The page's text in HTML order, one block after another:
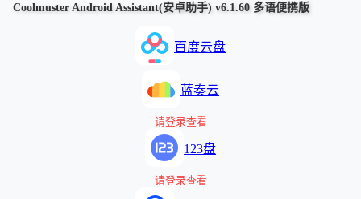
Coolmuster Android Assistant(安卓助手) v6.1.60 多语便携版
百度云盘
蓝奏云
请登录查看
123盘
请登录查看